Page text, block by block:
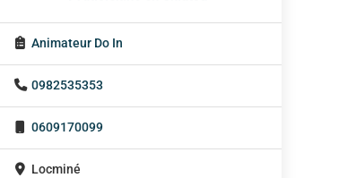
Animateur Do In
0982535353
0609170099
Locminé